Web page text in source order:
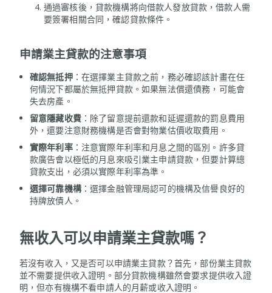
通過審核後，貸款機構將向借款人發放貸款，借款人需
要簽署相關合同，確認貸款條件。
申請業主貸款的注意事項
確認無抵押：在選擇業主貸款之前，務必確認該計畫在任
何情況下都屬於無抵押貸款。如果無法償還債務，可能會
失去房產。
留意隱藏收費：除了留意提前還款和延遲還款的罰息費用
外，還要注意財務機構是否會對物業估價收取費用。
實際年利率：注意實際年利率和月息之間的區別。許多貸
款廣告會以極低的月息來吸引業主申請貸款，但要計算總
貸款支出，必須以實際年利率為準。
選擇可靠機構：選擇金融管理局認可的機構及信譽良好的
持牌放債人。
無收入可以申請業主貸款嗎？
若沒有收入，又是否可以申請業主貸款？首先，部份業主貸款
並不需要提供收入證明。部分貸款機構雖然會要求提供收入證
明，但亦有機構不看申請人的月薪或收入證明。